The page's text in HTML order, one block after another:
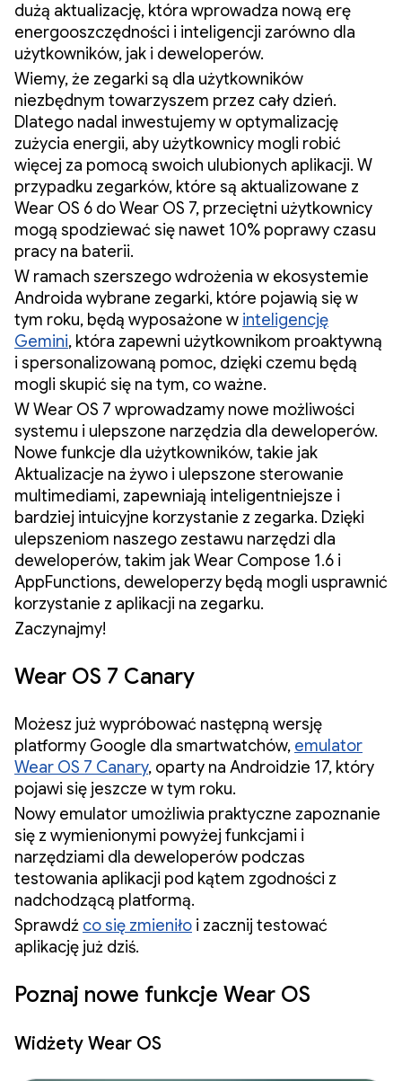
dużą aktualizację, która wprowadza nową erę
energooszczędności i inteligencji zarówno dla
użytkowników, jak i deweloperów.
Wiemy, że zegarki są dla użytkowników
niezbędnym towarzyszem przez cały dzień.
Dlatego nadal inwestujemy w optymalizację
zużycia energii, aby użytkownicy mogli robić
więcej za pomocą swoich ulubionych aplikacji. W
przypadku zegarków, które są aktualizowane z
Wear OS 6 do Wear OS 7, przeciętni użytkownicy
mogą spodziewać się nawet 10% poprawy czasu
pracy na baterii.
W ramach szerszego wdrożenia w ekosystemie
Androida wybrane zegarki, które pojawią się w
tym roku, będą wyposażone w inteligencję
Gemini, która zapewni użytkownikom proaktywną
i spersonalizowaną pomoc, dzięki czemu będą
mogli skupić się na tym, co ważne.
W Wear OS 7 wprowadzamy nowe możliwości
systemu i ulepszone narzędzia dla deweloperów.
Nowe funkcje dla użytkowników, takie jak
Aktualizacje na żywo i ulepszone sterowanie
multimediami, zapewniają inteligentniejsze i
bardziej intuicyjne korzystanie z zegarka. Dzięki
ulepszeniom naszego zestawu narzędzi dla
deweloperów, takim jak Wear Compose 1.6 i
AppFunctions, deweloperzy będą mogli usprawnić
korzystanie z aplikacji na zegarku.
Zaczynajmy!
Wear OS 7 Canary
Możesz już wypróbować następną wersję
platformy Google dla smartwatchów, emulator
Wear OS 7 Canary, oparty na Androidzie 17, który
pojawi się jeszcze w tym roku.
Nowy emulator umożliwia praktyczne zapoznanie
się z wymienionymi powyżej funkcjami i
narzędziami dla deweloperów podczas
testowania aplikacji pod kątem zgodności z
nadchodzącą platformą.
Sprawdź co się zmieniło i zacznij testować
aplikację już dziś.
Poznaj nowe funkcje Wear OS
Widżety Wear OS